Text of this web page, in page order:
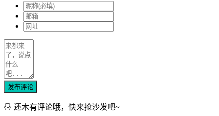
发布评论
还木有评论哦，快来抢沙发吧~